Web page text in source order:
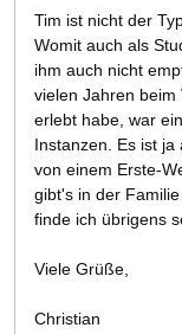
Tim ist nicht der
Womit auch als
ihm auch nicht
vielen Jahren beim
erlebt habe, war
Instanzen. Es ist
von einem Erste-
gibt's in der
finde ich übrigens
Viele Grüße,
Christian